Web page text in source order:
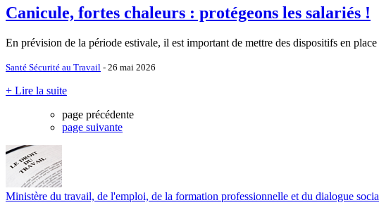
Canicule, fortes chaleurs : protégeons les salariés !
En prévision de la période estivale, il est important de mettre des dispositifs en
Santé Sécurité au Travail - 26 mai 2026
+ Lire la suite
page précédente
page suivante
Ministère du travail, de l'emploi, de la formation professionnelle et du dialogue